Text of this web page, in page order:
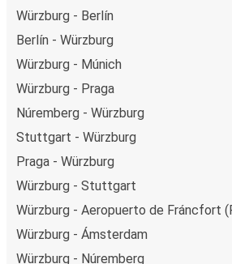
Würzburg - Berlín
Berlín - Würzburg
Würzburg - Múnich
Würzburg - Praga
Núremberg - Würzburg
Stuttgart - Würzburg
Praga - Würzburg
Würzburg - Stuttgart
Würzburg - Aeropuerto de Fráncfort
Würzburg - Ámsterdam
Würzburg - Núremberg